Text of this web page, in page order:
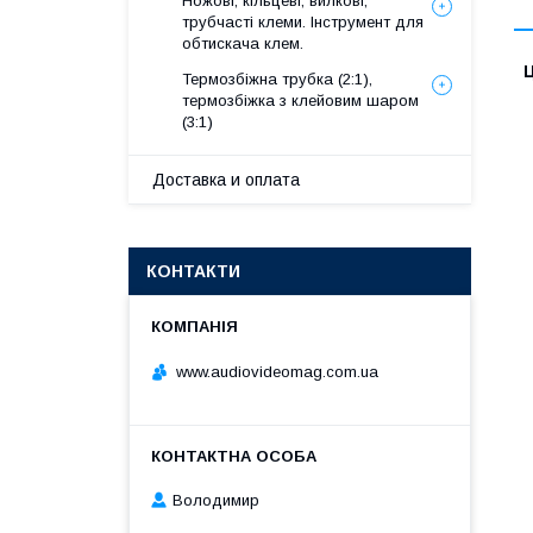
трубчасті клеми. Інструмент для
обтискача клем.
Термозбіжна трубка (2:1),
термозбіжка з клейовим шаром
(3:1)
Доставка и оплата
КОНТАКТИ
www.audiovideomag.com.ua
Володимир